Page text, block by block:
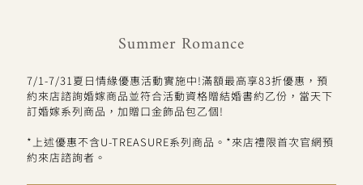
Summer Romance
7/1-7/31夏日情緣優惠活動實施中!滿額最高享83折優惠，預
約來店諮詢婚嫁商品並符合活動資格贈結婚書約乙份，當天下
訂婚嫁系列商品，加贈口金飾品包乙個!
*上述優惠不含U-TREASURE系列商品。*來店禮限首次官網預
約來店諮詢者。